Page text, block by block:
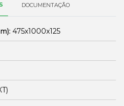
DOCUMENTAÇÃO
475x1000x125